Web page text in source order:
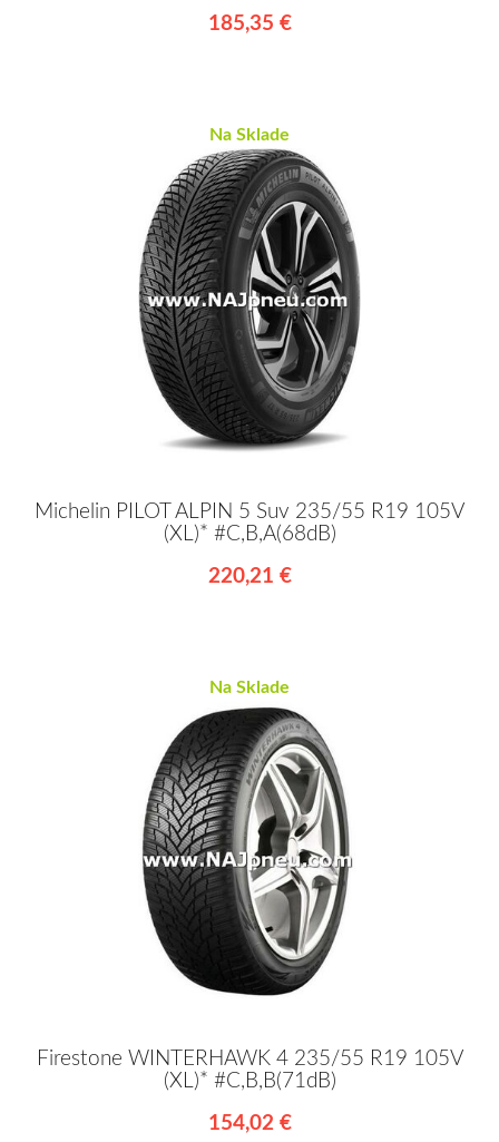
185,35 €
Na Sklade
Michelin PILOT ALPIN 5 Suv 235/55 R19 105V
(XL)* #C,B,A(68dB)
220,21 €
Na Sklade
Firestone WINTERHAWK 4 235/55 R19 105V
(XL)* #C,B,B(71dB)
154,02 €